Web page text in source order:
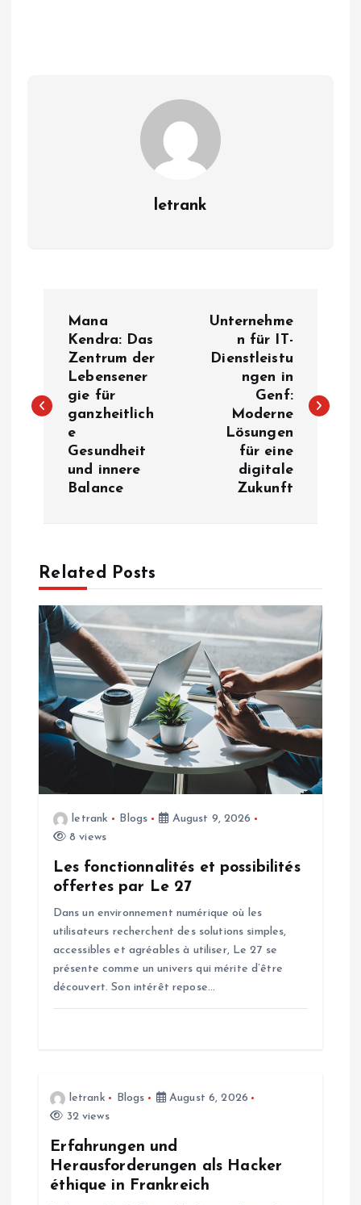
letrank
t
g
a
t
o
Mana
Kendra: Das
Zentrum der
Lebensener
gie für
ganzheitlich
e
Gesundheit
und innere
Balance
Unternehme
n für IT-
Dienstleistu
ngen in
Genf:
Moderne
Lösungen
für eine
digitale
Zukunft
Related Posts
letrank Blogs
August 9, 2026
8 views
Les fonctionnalités et possibilités
offertes par Le 27
Dans un environnement numérique où les
utilisateurs recherchent des solutions simples,
accessibles et agréables à utiliser, Le 27 se
présente comme un univers qui mérite d’être
découvert. Son intérêt repose…
letrank Blogs
August 6, 2026
32 views
Erfahrungen und
Herausforderungen als Hacker
éthique in Frankreich